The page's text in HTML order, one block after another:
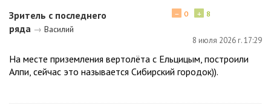
Зритель с последнего
ряда → Василий
+ 8
− 0
8 июля 2026 г. 17:29
На месте приземления вертолёта с Ельцицым, построили
Алпи, сейчас это называется Сибирский городок)).